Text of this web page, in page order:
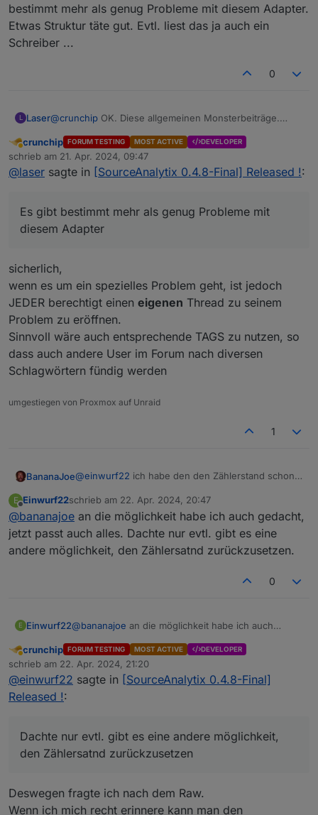
es gibt auch die Suchfunktion innerhalb eines
Threads (STRG+F) gesuchten Begriff eingeben und
anschließend die Enter Taste
zudem bin ich nicht der Threadersteller und auch
bestimmt mehr als genug Probleme mit diesem Adapter.
Etwas Struktur täte gut. Evtl. liest das ja auch ein
Schreiber ...
0
L Laser@crunchip OK. Diese allgemeinen Monsterbeiträge.
bestimmt mehr als genug Probleme mit diesem Adapter.
Etwas Struktur täte gut. Evtl. liest das ja auch ein
Schreiber ...
Abwesend
crunchip FORUM TESTING MOST ACTIVE DEVELOPER
schrieb am 21. Apr. 2024, 09:47
zuletzt editiert von
@laser sagte in [SourceAnalytix 0.4.8-Final] Released !:
Es gibt bestimmt mehr als genug Probleme mit
diesem Adapter
sicherlich,
wenn es um ein spezielles Problem geht, ist jedoch
JEDER berechtigt einen eigenen Thread zu seinem
Problem zu eröffnen.
Sinnvoll wäre auch entsprechende TAGS zu nutzen, so
dass auch andere User im Forum nach diversen
Schlagwörtern fündig werden
umgestiegen von Proxmox auf Unraid
1
BananaJoe@einwurf22 ich habe den den Zählerstand schon
geschrieben. Ich hatte den vorher per Kamera
ausgelesen (Wasserzählerprojekt) und so darauf
geachtet das keinen kleineren Werte als vorher
reinkommen.
Als der Zähler gewechselt wurde habe ich das
Skript angepasst so das seit dem auch immer noch
der alte Zählerstand hinzu addiert wird, also ging
das dann nahtlos bei mir
E
Offline
Einwurf22schrieb am 22. Apr. 2024, 20:47
zuletzt editiert von
@bananajoe an die möglichkeit habe ich auch gedacht,
jetzt passt auch alles. Dachte nur evtl. gibt es eine
andere möglichkeit, den Zählersatnd zurückzusetzen.
0
E Einwurf22@bananajoe an die möglichkeit habe ich auch
es eine andere möglichkeit, den Zählersatnd
zurückzusetzen.
Abwesend
crunchip FORUM TESTING MOST ACTIVE DEVELOPER
schrieb am 22. Apr. 2024, 21:20
zuletzt editiert von
@einwurf22 sagte in [SourceAnalytix 0.4.8-Final]
Released !:
Dachte nur evtl. gibt es eine andere möglichkeit,
den Zählersatnd zurückzusetzen
Deswegen fragte ich nach dem Raw.
Wenn ich mich recht erinnere kann man den